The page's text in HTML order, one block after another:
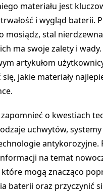
materiału jest
i wygląd baterii.
mosiądz, stal
ma swoje zalety i
artykułom
jakie materiały
o kwestiach
uchwytów, systemy
antykorozyjne.
na temat
które mogą znacząco
baterii oraz przyczynić